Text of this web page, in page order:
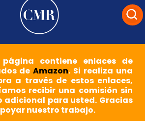
página contiene enlaces de
deAmazon. Si realiza una
a través de estos enlaces,
recibir una comisión sin
adicional para usted. Gracias
nuestro trabajo.